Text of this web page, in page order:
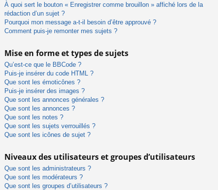
À quoi sert le bouton « Enregistrer comme brouillon » affiché lors de la
rédaction d’un sujet ?
Pourquoi mon message a-t-il besoin d’être approuvé ?
Comment puis-je remonter mes sujets ?
Mise en forme et types de sujets
Qu’est-ce que le BBCode ?
Puis-je insérer du code HTML ?
Que sont les émoticônes ?
Puis-je insérer des images ?
Que sont les annonces générales ?
Que sont les annonces ?
Que sont les notes ?
Que sont les sujets verrouillés ?
Que sont les icônes de sujet ?
Niveaux des utilisateurs et groupes d’utilisateurs
Que sont les administrateurs ?
Que sont les modérateurs ?
Que sont les groupes d’utilisateurs ?